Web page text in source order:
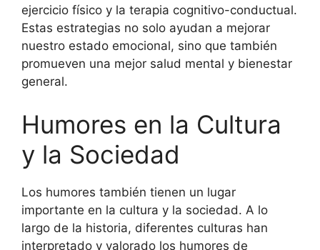
ejercicio físico y la terapia cognitivo-conductual.
Estas estrategias no solo ayudan a mejorar
nuestro estado emocional, sino que también
promueven una mejor salud mental y bienestar
general.
Humores en la Cultura
y la Sociedad
Los humores también tienen un lugar
importante en la cultura y la sociedad. A lo
largo de la historia, diferentes culturas han
interpretado y valorado los humores de